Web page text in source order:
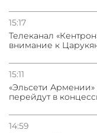
15:17
Телеканал
внимание к
15:11
«Эльсети Армении»
перейдут в
14:59